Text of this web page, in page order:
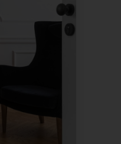
a Leemfaarf-
a sicht professionell
steet Iech gär mat